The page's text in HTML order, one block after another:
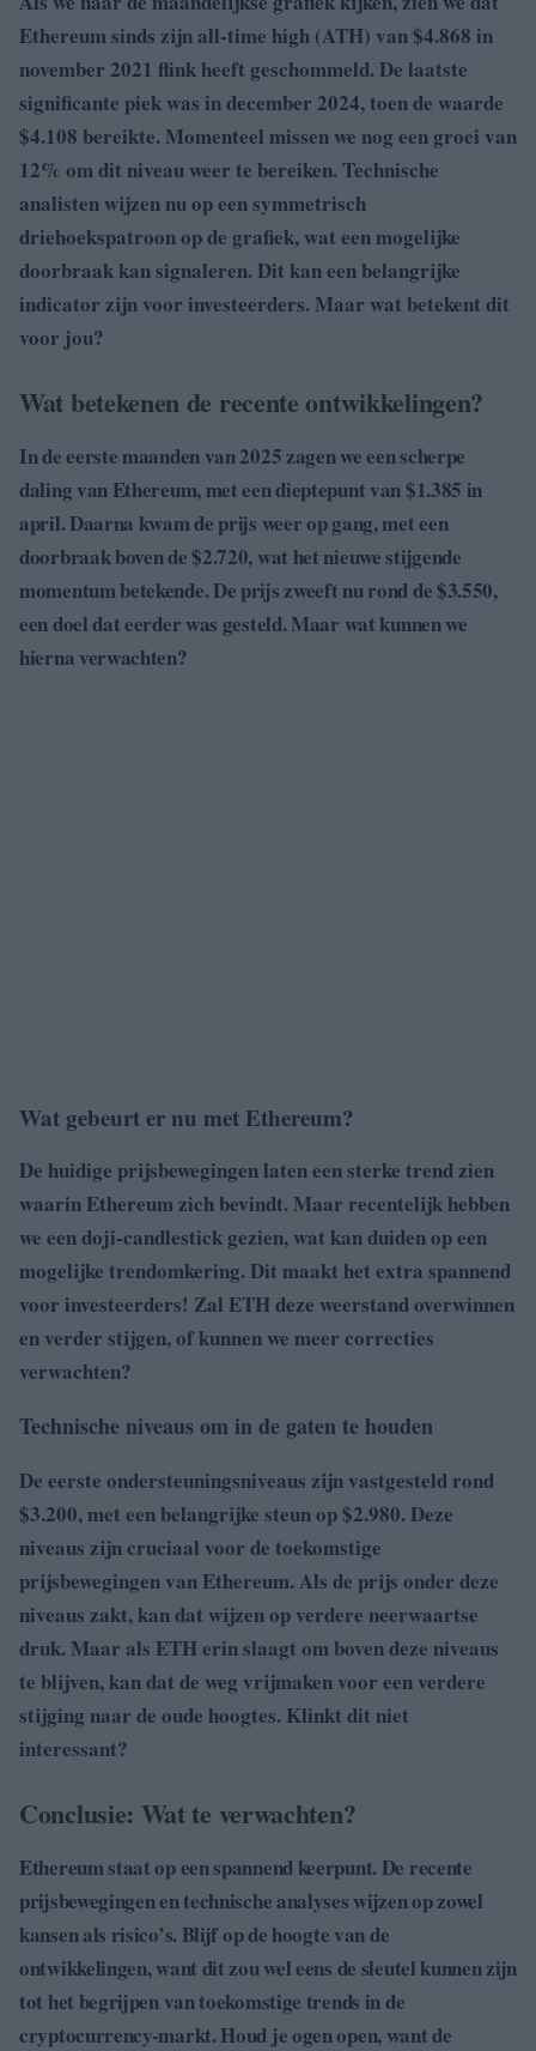
Ethereum sinds zijn all-time high (ATH) van $4.868 in
november 2021 flink heeft geschommeld. De laatste
significante piek was in december 2024, toen de waarde
$4.108 bereikte. Momenteel missen we nog een groei van
12% om dit niveau weer te bereiken. Technische
analisten wijzen nu op een symmetrisch
driehoekspatroon op de grafiek, wat een mogelijke
doorbraak kan signaleren. Dit kan een belangrijke
indicator zijn voor investeerders. Maar wat betekent dit
voor jou?
Wat betekenen de recente ontwikkelingen?
In de eerste maanden van 2025 zagen we een scherpe
daling van Ethereum, met een dieptepunt van $1.385 in
april. Daarna kwam de prijs weer op gang, met een
doorbraak boven de $2.720, wat het nieuwe stijgende
momentum betekende. De prijs zweeft nu rond de $3.550,
een doel dat eerder was gesteld. Maar wat kunnen we
hierna verwachten?
Wat gebeurt er nu met Ethereum?
De huidige prijsbewegingen laten een sterke trend zien
waarin Ethereum zich bevindt. Maar recentelijk hebben
we een doji-candlestick gezien, wat kan duiden op een
mogelijke trendomkering. Dit maakt het extra spannend
voor investeerders! Zal ETH deze weerstand overwinnen
en verder stijgen, of kunnen we meer correcties
verwachten?
Technische niveaus om in de gaten te houden
De eerste ondersteuningsniveaus zijn vastgesteld rond
$3.200, met een belangrijke steun op $2.980. Deze
niveaus zijn cruciaal voor de toekomstige
prijsbewegingen van Ethereum. Als de prijs onder deze
niveaus zakt, kan dat wijzen op verdere neerwaartse
druk. Maar als ETH erin slaagt om boven deze niveaus
te blijven, kan dat de weg vrijmaken voor een verdere
stijging naar de oude hoogtes. Klinkt dit niet
interessant?
Conclusie: Wat te verwachten?
Ethereum staat op een spannend keerpunt. De recente
prijsbewegingen en technische analyses wijzen op zowel
kansen als risico’s. Blijf op de hoogte van de
ontwikkelingen, want dit zou wel eens de sleutel kunnen zijn
tot het begrijpen van toekomstige trends in de
cryptocurrency-markt. Houd je ogen open, want de